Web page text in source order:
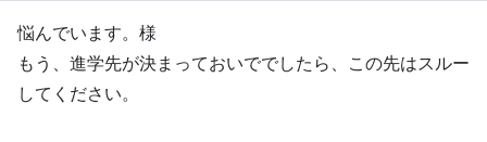
悩んでいます。様
もう、進学先が決まっておいででしたら、この先はスルー
してください。